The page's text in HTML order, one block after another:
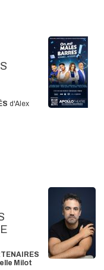
d'Alex
Milot